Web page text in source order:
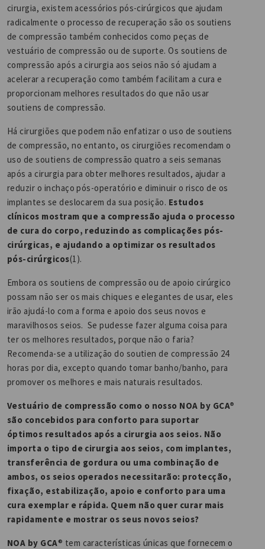
cirurgia, existem acessórios pós-cirúrgicos que ajudam
radicalmente o processo de recuperação são os soutiens
de compressão também conhecidos como peças de
vestuário de compressão ou de suporte. Os soutiens de
compressão após a cirurgia aos seios não só ajudam a
acelerar a recuperação como também facilitam a cura e
proporcionam melhores resultados do que não usar
soutiens de compressão.
Há cirurgiões que podem não enfatizar o uso de soutiens
de compressão, no entanto, os cirurgiões recomendam o
uso de soutiens de compressão quatro a seis semanas
após a cirurgia para obter melhores resultados, ajudar a
reduzir o inchaço pós-operatório e diminuir o risco de os
implantes se deslocarem da sua posição. Estudos
clínicos mostram que a compressão ajuda o processo
de cura do corpo, reduzindo as complicações pós-
cirúrgicas, e ajudando a optimizar os resultados
pós-cirúrgicos(1).
Embora os soutiens de compressão ou de apoio cirúrgico
possam não ser os mais chiques e elegantes de usar, eles
irão ajudá-lo com a forma e apoio dos seus novos e
maravilhosos seios. Se pudesse fazer alguma coisa para
ter os melhores resultados, porque não o faria?
Recomenda-se a utilização do soutien de compressão 24
horas por dia, excepto quando tomar banho/banho, para
promover os melhores e mais naturais resultados.
Vestuário de compressão como o nosso NOA by GCA®
são concebidos para conforto para suportar
óptimos resultados após a cirurgia aos seios. Não
importa o tipo de cirurgia aos seios, com implantes,
transferência de gordura ou uma combinação de
ambos, os seios operados necessitarão: protecção,
fixação, estabilização, apoio e conforto para uma
cura exemplar e rápida. Quem não quer curar mais
rapidamente e mostrar os seus novos seios?
NOA by GCA® tem características únicas que fornecem o